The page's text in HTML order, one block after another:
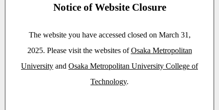
Notice of Website Closure
The website you have accessed closed on March 31,
2025. Please visit the websites ofOsaka Metropolitan
University and Osaka Metropolitan University College of
Technology.